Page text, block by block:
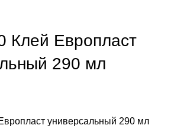
Клей Европласт
290 мл
универсальный 290 мл